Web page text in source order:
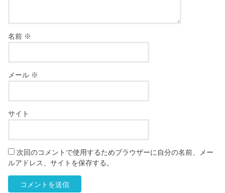
名前 ※
メール ※
サイト
次回のコメントで使用するためブラウザーに自分の名前、メー
ルアドレス、サイトを保存する。